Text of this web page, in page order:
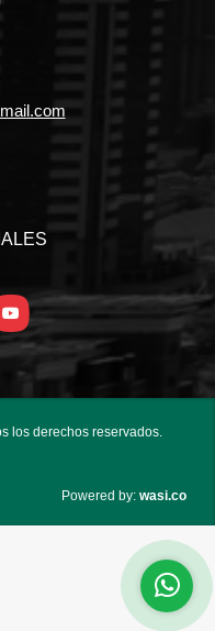
los derechos reservados.
Powered by: wasi.co